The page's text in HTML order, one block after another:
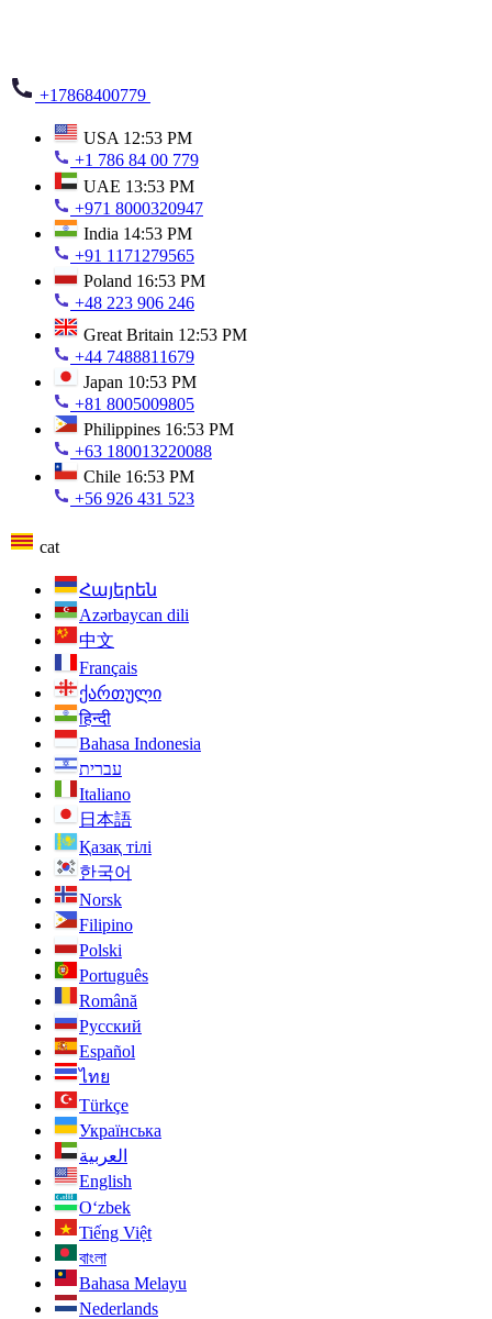
+17868400779
USA 12:53 PM
+1 786 84 00 779
UAE 13:53 PM
+971 8000320947
India 14:53 PM
+91 1171279565
Poland 16:53 PM
+48 223 906 246
Great Britain 12:53 PM
+44 7488811679
Japan 10:53 PM
+81 8005009805
Philippines 16:53 PM
+63 180013220088
Chile 16:53 PM
+56 926 431 523
cat
Հայերեն
Azərbaycan dili
中文
Français
ქართული
हिन्दी
Bahasa Indonesia
עברית
Italiano
日本語
Қазақ тілі
한국어
Norsk
Filipino
Polski
Português
Română
Русский
Español
ไทย
Türkçe
Українська
العربية
English
O‘zbek
Tiếng Việt
বাংলা
Bahasa Melayu
Nederlands